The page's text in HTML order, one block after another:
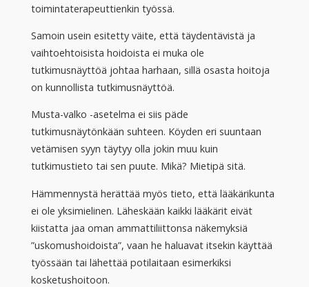
toimintaterapeuttienkin työssä.
Samoin usein esitetty väite, että täydentävistä ja
vaihtoehtoisista hoidoista ei muka ole
tutkimusnäyttöä johtaa harhaan, sillä osasta hoitoja
on kunnollista tutkimusnäyttöä.
Musta-valko -asetelma ei siis päde
tutkimusnäytönkään suhteen. Köyden eri suuntaan
vetämisen syyn täytyy olla jokin muu kuin
tutkimustieto tai sen puute. Mikä? Mietipä sitä.
Hämmennystä herättää myös tieto, että lääkärikunta
ei ole yksimielinen. Läheskään kaikki lääkärit eivät
kiistatta jaa oman ammattiliittonsa näkemyksiä
”uskomushoidoista”, vaan he haluavat itsekin käyttää
työssään tai lähettää potilaitaan esimerkiksi
kosketushoitoon.